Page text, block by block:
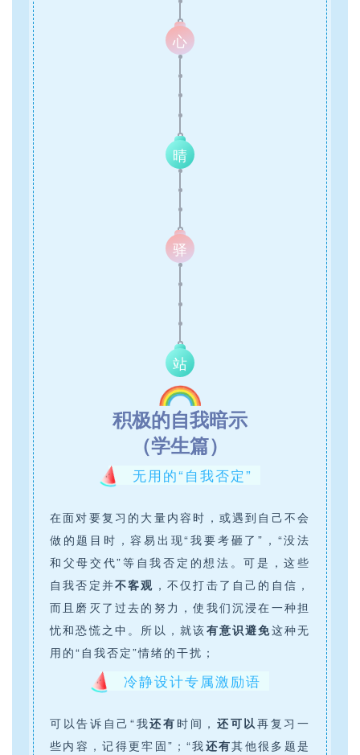
心
晴
驿
站
积极的自我暗示
（学生篇）
无用的“自我否定”
在面对要复习的大量内容时，或遇到自己不会
做的题目时，容易出现“我要考砸了”，“没法
和父母交代”等自我否定的想法。可是，这些
自我否定并不客观 ，不仅打击了自己的自信，
而且磨灭了过去的努力，使我们沉浸在一种担
忧和恐慌之中。所以，就该有意识避免这种无
用的“自我否定”情绪的干扰；
冷静设计专属激励语
可以告诉自己“我还有 时间， 还可以再复习一
些内容，记得更牢固”；“我还有其他很多题是